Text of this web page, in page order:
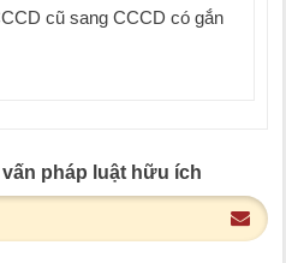
cũ sang CCCD có gắn
pháp luật hữu ích